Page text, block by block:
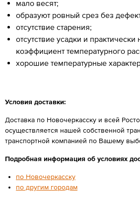
мало весят;
образуют ровный срез без
отсутствие старения;
отсутствие усадки и практически
коэффициент температурного
хорошие температурные
Условия доставки:
Доставка по Новочеркасску и всей
осуществляется нашей собственной
транспортной компанией по Вашему
Подробная информация об условиях
по Новочеркасску
по другим городам